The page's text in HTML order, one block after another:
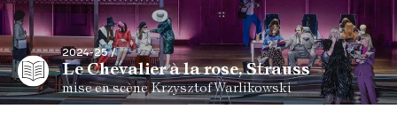
2024-25 /
Le Chevalier à la rose, Strauss
mise en scène Krzysztof Warlikowski